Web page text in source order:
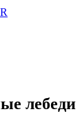
лебеди